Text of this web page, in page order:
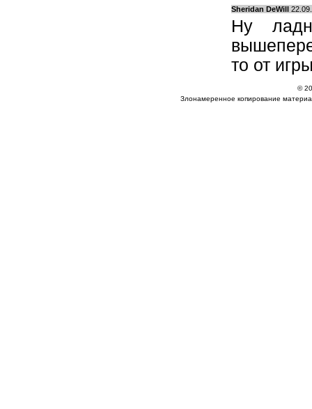
Sheridan DeWill
Ну
то от
©
Злонамеренное копирование